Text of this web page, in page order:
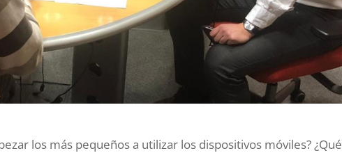
los más pequeños a utilizar los dispositivos móviles? ¿Qué